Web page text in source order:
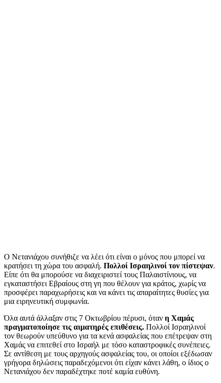
Ο Νετανιάχου συνήθιζε να λέει ότι είναι ο μόνος που μπορεί να
κρατήσει τη χώρα του ασφαλή. Πολλοί Ισραηλινοί τον πίστεψαν.
Είπε ότι θα μπορούσε να διαχειριστεί τους Παλαιστίνιους, να
εγκαταστήσει Εβραίους στη γη που θέλουν για κράτος, χωρίς να
προσφέρει παραχωρήσεις και να κάνει τις απαραίτητες θυσίες για
μια ειρηνευτική συμφωνία.
Όλα αυτά άλλαξαν στις 7 Οκτωβρίου πέρυσι, όταν η Χαμάς
πραγματοποίησε τις αιματηρές επιθέσεις. Πολλοί Ισραηλινοί
τον θεωρούν υπεύθυνο για τα κενά ασφαλείας που επέτρεψαν στη
Χαμάς να επιτεθεί στο Ισραήλ με τόσο καταστροφικές συνέπειες.
Σε αντίθεση με τους αρχηγούς ασφαλείας του, οι οποίοι εξέδωσαν
γρήγορα δηλώσεις παραδεχόμενοι ότι είχαν κάνει λάθη, ο ίδιος ο
Νετανιάχου δεν παραδέχτηκε ποτέ καμία ευθύνη.